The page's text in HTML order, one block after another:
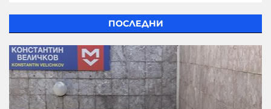
ПОСЛЕДНИ